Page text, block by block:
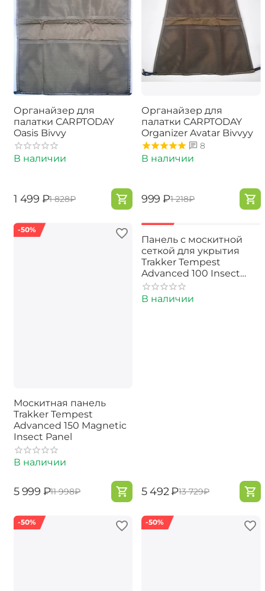
Органайзер для
палатки CARPTODAY
Oasis Bivvy
В наличии
‍1 499‍ ₽‍1 828‍₽
Органайзер для
палатки CARPTODAY​
Organizer Avatar Bivvyy
8
В наличии
‍999‍ ₽‍1 218‍₽
-50%
Москитная панель
Trakker Tempest
Advanced 150 Magnetic
Insect Panel
В наличии
‍5 999‍ ₽‍11 998‍₽
Панель с москитной
сеткой для укрытия
Trakker Tempest
Advanced 100 Insect
Panel
В наличии
‍5 492‍₽‍13 729‍₽
-50% -50%